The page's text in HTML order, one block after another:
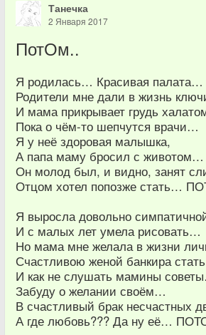
Танечка
2 Января 2017
ПотОм..
Я родилась… Красивая палата…
Родители мне дали в жизнь
И мама прикрывает грудь
Пока о чём-то шепчутся врачи…
Я у неё здоровая малышка,
А папа маму бросил с животом…
Он молод был, и видно, занят
Отцом хотел попозже стать…
Я выросла довольно
И с малых лет умела рисовать…
Но мама мне желала в жизни
Счастливою женой банкира
И как не слушать мамины
Забуду о желании своём…
В счастливый брак несчастных
А где любовь??? Да ну её…